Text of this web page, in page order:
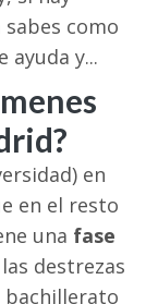
como
ayuda y...
en
en el resto
una fase
destrezas
bachillerato